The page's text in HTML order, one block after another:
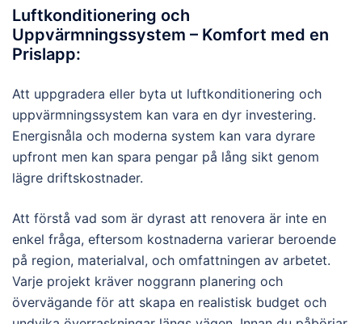
Luftkonditionering och
Uppvärmningssystem – Komfort med en
Prislapp:
Att uppgradera eller byta ut luftkonditionering och
uppvärmningssystem kan vara en dyr investering.
Energisnåla och moderna system kan vara dyrare
upfront men kan spara pengar på lång sikt genom
lägre driftskostnader.
Att förstå vad som är dyrast att renovera är inte en
enkel fråga, eftersom kostnaderna varierar beroende
på region, materialval, och omfattningen av arbetet.
Varje projekt kräver noggrann planering och
övervägande för att skapa en realistisk budget och